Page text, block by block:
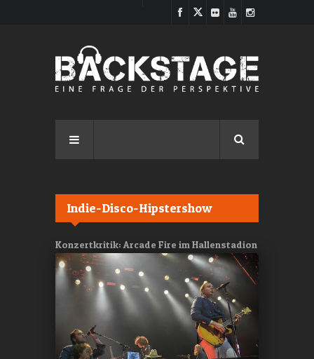
Indie-Disco-Hipstershow
Konzertkritik: Arcade Fire im Hallenstadion